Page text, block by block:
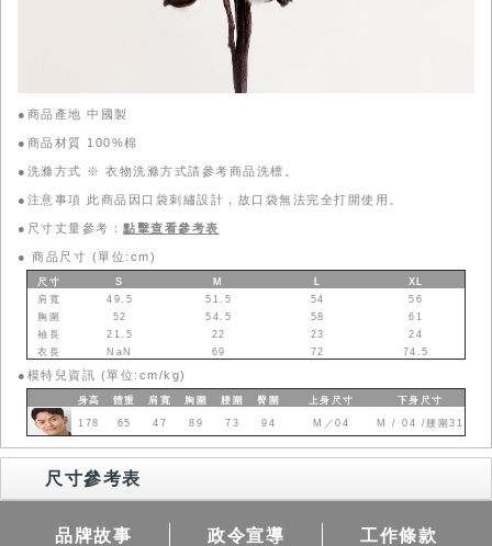
●商品產地 中國製
●商品材質 100%棉
●洗滌方式 ※ 衣物洗滌方式請參考商品洗標。
●注意事項 此商品因口袋刺繡設計，故口袋無法完全打開使用。
●尺寸丈量參考： 點擊查看參考表
● 商品尺寸 (單位:cm)
尺寸 S M L
XL
肩寬
49.5 51.5 54
56
胸圍
52 54.5 58
61
袖長
21.5 22 23
24
衣長
NaN 69 72 74.5
● 模特兒資訊 (單位:cm/kg)
身高 體重 肩寬 胸圍 腰圍 臀圍 上身 尺寸 下身 尺寸
178 65 47 89 73 94 M／04 M / 04 /腰圍31
尺寸參考表
品牌故事 政令宣導 工作條款